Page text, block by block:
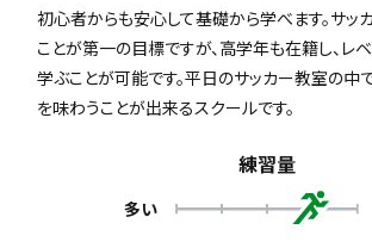
初心者からも安心して基礎から学べます。サッ
ことが第一の目標ですが、高学年も在籍し、レ
学ぶことが可能です。平日のサッカー教室の
を味わうことが出来るスクールです。
練習量
多い